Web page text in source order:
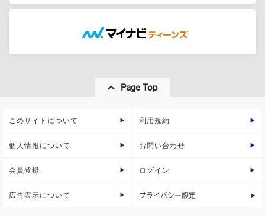
Page Top
このサイトについて 利用規約
個人情報について お問い合わせ
会員登録 ログイン
広告表示について プライバシー設定